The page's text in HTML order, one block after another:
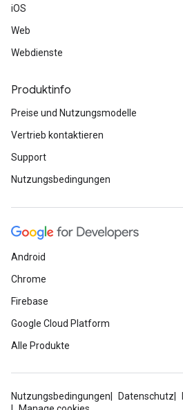
iOS
Web
Webdienste
Produktinfo
Preise und Nutzungsmodelle
Vertrieb kontaktieren
Support
Nutzungsbedingungen
Android
Chrome
Firebase
Google Cloud Platform
Alle Produkte
Nutzungsbedingungen Datenschutz